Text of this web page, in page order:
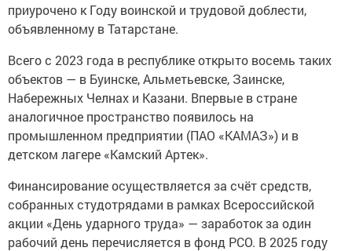
приурочено к Году воинской и трудовой доблести,
объявленному в Татарстане.
Всего с 2023 года в республике открыто восемь таких
объектов — в Буинске, Альметьевске, Заинске,
Набережных Челнах и Казани. Впервые в стране
аналогичное пространство появилось на
промышленном предприятии (ПАО «КАМАЗ») и в
детском лагере «Камский Артек».
Финансирование осуществляется за счёт средств,
собранных студотрядами в рамках Всероссийской
акции «День ударного труда» — заработок за один
рабочий день перечисляется в фонд РСО. В 2025 году